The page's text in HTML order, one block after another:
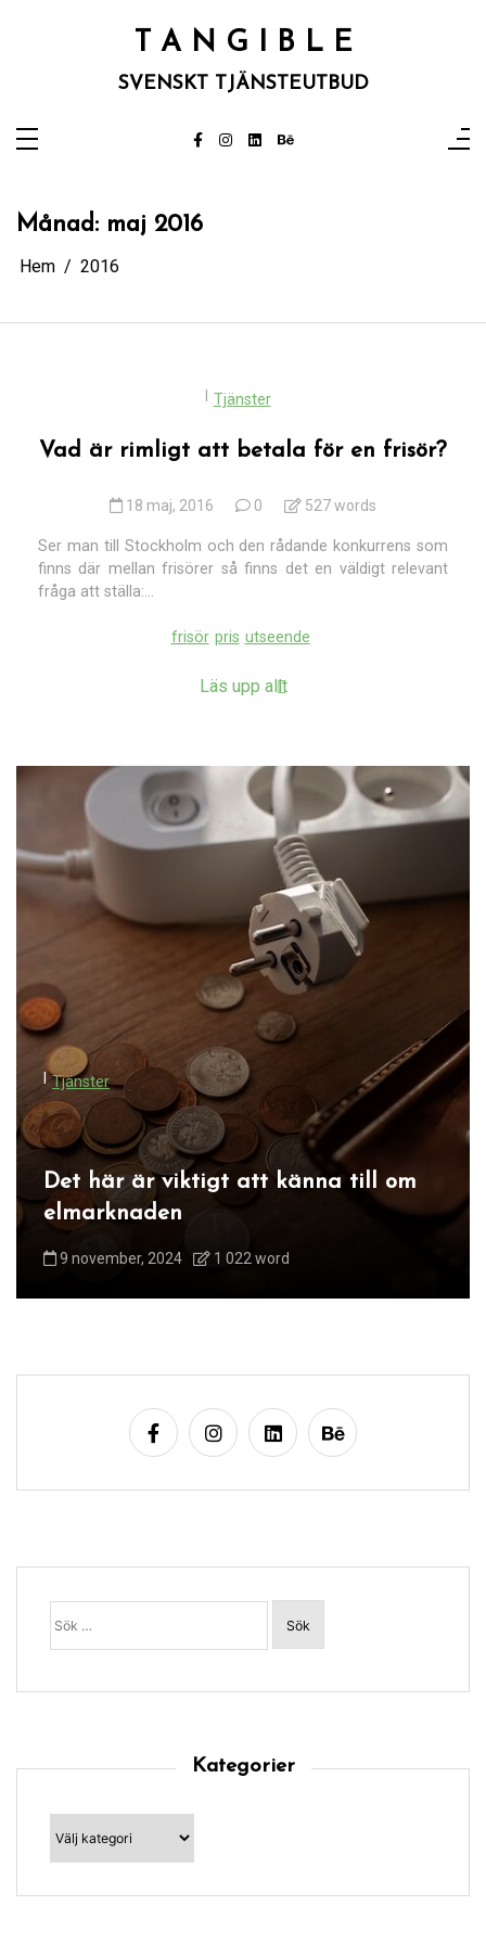
T A N G I B L E
SVENSKT TJÄNSTEUTBUD
Månad: maj 2016
Hem 2016
Tjänster
Vad är rimligt att betala för en frisör?
18 maj, 2016 0 527 words
Ser man till Stockholm och den rådande konkurrens som
finns där mellan frisörer så finns det en väldigt relevant
fråga att ställa:...
frisör pris utseende
Läs upp allt
Tjänster
Det här är viktigt att känna till om
elmarknaden
9 november, 2024 1 022 word
Sök
efter:
Kategorier
Kategorier